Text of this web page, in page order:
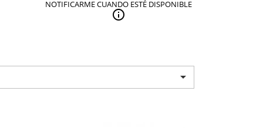
NOTIFICARME CUANDO ESTÉ DISPONIBLE

